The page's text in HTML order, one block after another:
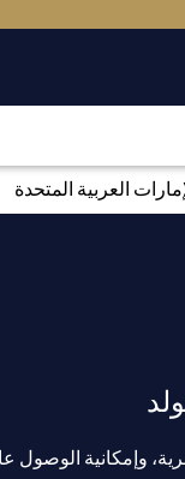
العربية المتحدة
الوصول